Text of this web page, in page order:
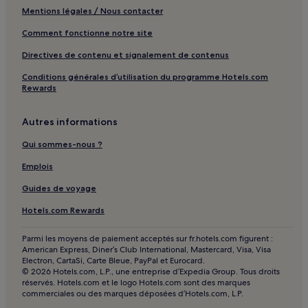
Plage Arenal d'en Castell : hôtels à proximité
Cala en Brut : hôtels à proximité
Plage Racó des Mart : hôtels à proximité
Salairò : hôtels à proximité
Cala Calderer : hôtels à proximité
gratuit
Ciutadella de Menorca : Maison d’hôtes
Ciutadella de Menorca : hôtels
Es Migjorn Gran : hôtels Hôtels de luxe
Mentions légales / Nous contacter
Comment fonctionne notre site
Directives de contenu et signalement de contenus
Conditions générales d’utilisation du programme Hotels.com
Rewards
Autres informations
Qui sommes-nous ?
Emplois
Guides de voyage
Hotels.com Rewards
Parmi les moyens de paiement acceptés sur fr.hotels.com figurent :
American Express, Diner’s Club International, Mastercard, Visa, Visa
Electron, CartaSi, Carte Bleue, PayPal et Eurocard.
© 2026 Hotels.com, L.P., une entreprise d’Expedia Group. Tous droits
réservés. Hotels.com et le logo Hotels.com sont des marques
commerciales ou des marques déposées d’Hotels.com, L.P.